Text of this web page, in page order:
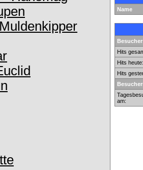
Name
Hits
Hits heute:
Hits
am: